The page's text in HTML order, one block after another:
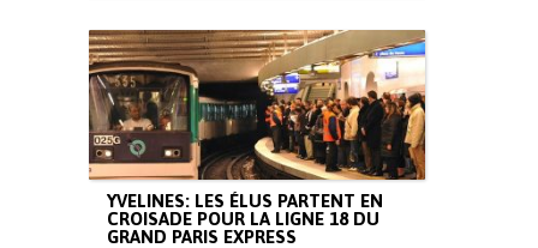
YVELINES: LES ÉLUS PARTENT EN
CROISADE POUR LA LIGNE 18 DU
GRAND PARIS EXPRESS